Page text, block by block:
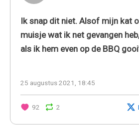
Ik snap dit niet. Alsof mijn kat
muisje wat ik net gevangen
als ik hem even op de BBQ
25 augustus 2021, 18:45
92 2